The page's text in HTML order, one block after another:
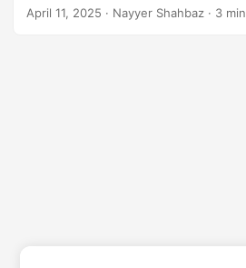
April 11, 2025 · Nayyer Shahbaz · 3 min